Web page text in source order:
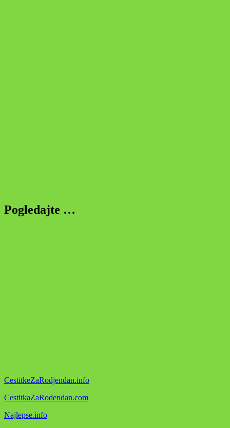
Pogledajte …
CestitkeZaRodjendan.info
CestitkaZaRodendan.com
Najlepse.info